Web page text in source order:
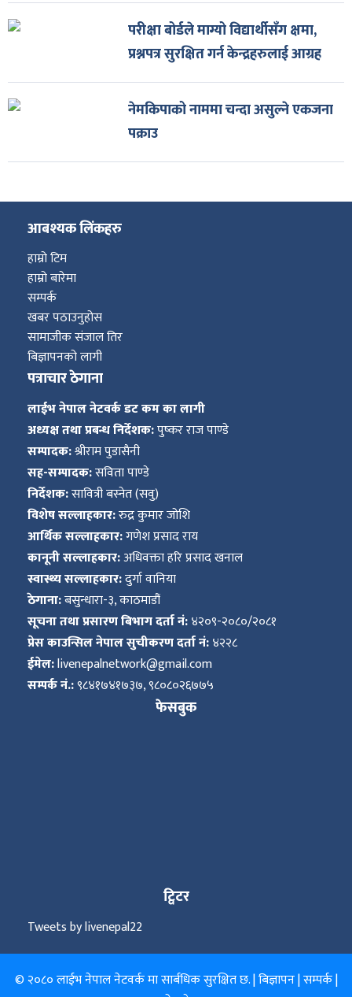
परीक्षा बोर्डले माग्यो विद्यार्थीसँग क्षमा,
प्रश्नपत्र सुरक्षित गर्न केन्द्रहरुलाई आग्रह
नेमकिपाको नाममा चन्दा असुल्ने एकजना
पक्राउ
आबश्यक लिंकहरु
हाम्रो टिम
हाम्रो बारेमा
सम्पर्क
खबर पठाउनुहोस
सामाजीक संजाल तिर
बिज्ञापनको लागी
पत्राचार ठेगाना
लाईभ नेपाल नेटवर्क डट कम का लागी
अध्यक्ष तथा प्रबन्ध निर्देशक:पुष्कर राज पाण्डे
सम्पादक:श्रीराम पुडासैनी
सह-सम्पादक:सविता पाण्डे
निर्देशक:सावित्री बस्नेत (सवु)
विशेष सल्लाहकार:रुद्र कुमार जोशि
आर्थिक सल्लाहकार:गणेश प्रसाद राय
कानूनी सल्लाहकार:अधिवक्ता हरि प्रसाद खनाल
स्वास्थ्य सल्लाहकार:दुर्गा वानिया
ठेगाना:बसुन्धारा-३, काठमाडौं
सूचना तथा प्रसारण बिभाग दर्ता नं:४२०९-२०८०/२०८१
प्रेस काउन्सिल नेपाल सुचीकरण दर्ता नं:४२२८
ईमेल:livenepalnetwork@gmail.com
सम्पर्क नं.:९८४१७४१७३७, ९८०८०२६७७५
फेसबुक
ट्विटर
Tweets by livenepal22
© २०८० लाईभ नेपाल नेटवर्क मा सार्बधिक सुरक्षित छ. |बिज्ञापन|सम्पर्क|